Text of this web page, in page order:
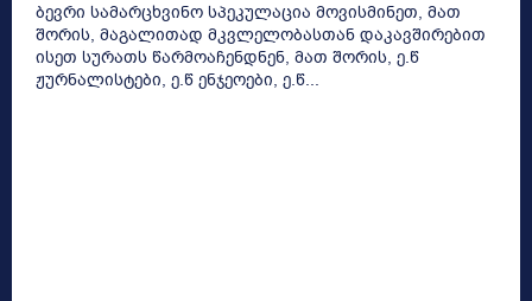
ბევრი სამარცხვინო სპეკულაცია მოვისმინეთ, მათ
შორის, მაგალითად მკვლელობასთან დაკავშირებით
ისეთ სურათს წარმოაჩენდნენ, მათ შორის, ე.წ
ჟურნალისტები, ე.წ ენჯეოები, ე.წ...